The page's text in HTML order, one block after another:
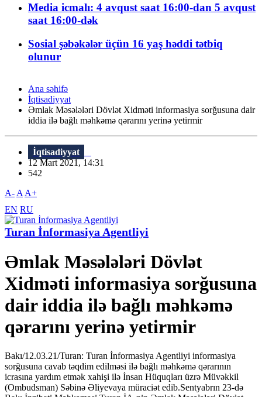
Media icmalı: 4 avqust saat 16:00-dan 5 avqust
saat 16:00-dək
Sosial şəbəkələr üçün 16 yaş həddi tətbiq
olunur
Ana səhifə
İqtisadiyyat
Əmlak Məsələləri Dövlət Xidməti informasiya sorğusuna dair
iddia ilə bağlı məhkəmə qərarını yerinə yetirmir
İqtisadiyyat
12 Mart 2021, 14:31
542
A- A A+
EN RU
Turan İnformasiya Agentliyi
Əmlak Məsələləri Dövlət
Xidməti informasiya sorğusuna
dair iddia ilə bağlı məhkəmə
qərarını yerinə yetirmir
Bakı/12.03.21/Turan: Turan İnformasiya Agentliyi informasiya
sorğusuna cavab təqdim edilməsi ilə bağlı məhkəmə qərarının
icrasına yardım etmək xahişi ilə İnsan Hüquqları üzrə Müvəkkil
(Ombudsman) Səbinə Əliyevaya müraciət edib.Sentyabrın 23-də